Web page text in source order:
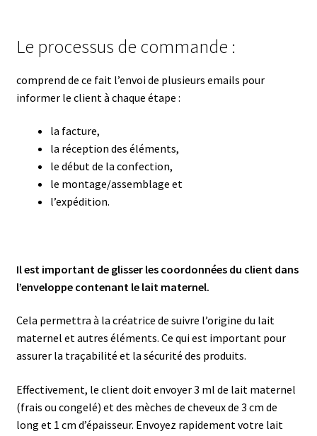
Le processus de commande :
comprend de ce fait l’envoi de plusieurs emails pour
informer le client à chaque étape :
la facture,
la réception des éléments,
le début de la confection,
le montage/assemblage et
l’expédition.
Il est important de glisser les coordonnées du client dans
l’enveloppe contenant le lait maternel.
Cela permettra à la créatrice de suivre l’origine du lait
maternel et autres éléments. Ce qui est important pour
assurer la traçabilité et la sécurité des produits.
Effectivement, le client doit envoyer 3 ml de lait maternel
(frais ou congelé) et des mèches de cheveux de 3 cm de
long et 1 cm d’épaisseur. Envoyez rapidement votre lait